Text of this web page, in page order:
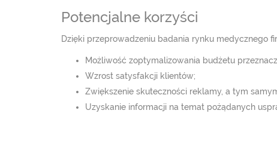
Potencjalne korzyści
Dzięki przeprowadzeniu badania rynku medycznego
Możliwość zoptymalizowania budżetu
Wzrost satysfakcji klientów;
Zwiększenie skuteczności reklamy, a tym
Uzyskanie informacji na temat pożądanych